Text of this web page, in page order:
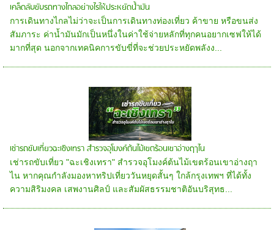
เคล็ดลับขับรถทางไกลอย่างไรให้ประหยัดน้ำมัน
การเดินทางไกลไม่ว่าจะเป็นการเดินทางท่องเที่ยว ค้าขาย หรือขนส่ง
สัมภาระ ค่าน้ำมันมักเป็นหนึ่งในค่าใช้จ่ายหลักที่ทุกคนอยากเซฟให้ได้
มากที่สุด นอกจากเทคนิคการขับขี่ที่จะช่วยประหยัดพลังง...
เช่ารถขับเที่ยวฉะเชิงเทรา สำรวจอุโมงค์ต้นไม้เขตร้อนเขาอ่างฤาไน
เช่ารถขับเที่ยว "ฉะเชิงเทรา" สำรวจอุโมงค์ต้นไม้เขตร้อนเขาอ่างฤา
ไน หากคุณกำลังมองหาทริปเที่ยววันหยุดสั้นๆ ใกล้กรุงเทพฯ ที่ได้ทั้ง
ความสิริมงคล เสพงานศิลป์ และสัมผัสธรรมชาติอันบริสุทธ...